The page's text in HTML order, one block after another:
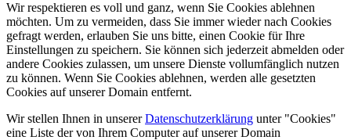
Wir respektieren es voll und ganz, wenn Sie Cookies ablehnen
möchten. Um zu vermeiden, dass Sie immer wieder nach Cookies
gefragt werden, erlauben Sie uns bitte, einen Cookie für Ihre
Einstellungen zu speichern. Sie können sich jederzeit abmelden oder
andere Cookies zulassen, um unsere Dienste vollumfänglich nutzen
zu können. Wenn Sie Cookies ablehnen, werden alle gesetzten
Cookies auf unserer Domain entfernt.
Wir stellen Ihnen in unsererDatenschutzerklärung unter "Cookies"
eine Liste der von Ihrem Computer auf unserer Domain